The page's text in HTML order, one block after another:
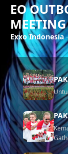
EO
MEETING
Exxo Indonesia